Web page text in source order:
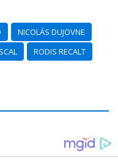
NICOLÁS DUJOVNE
RODIS RECALT